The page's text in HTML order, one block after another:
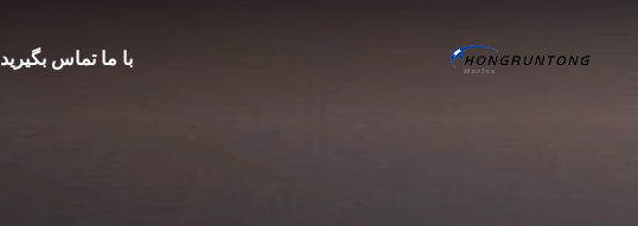
با ما تماس بگیرید